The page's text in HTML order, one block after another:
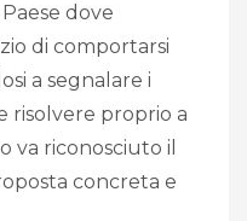
dove
di comportarsi
a segnalare i
risolvere proprio a
va riconosciuto il
concreta e